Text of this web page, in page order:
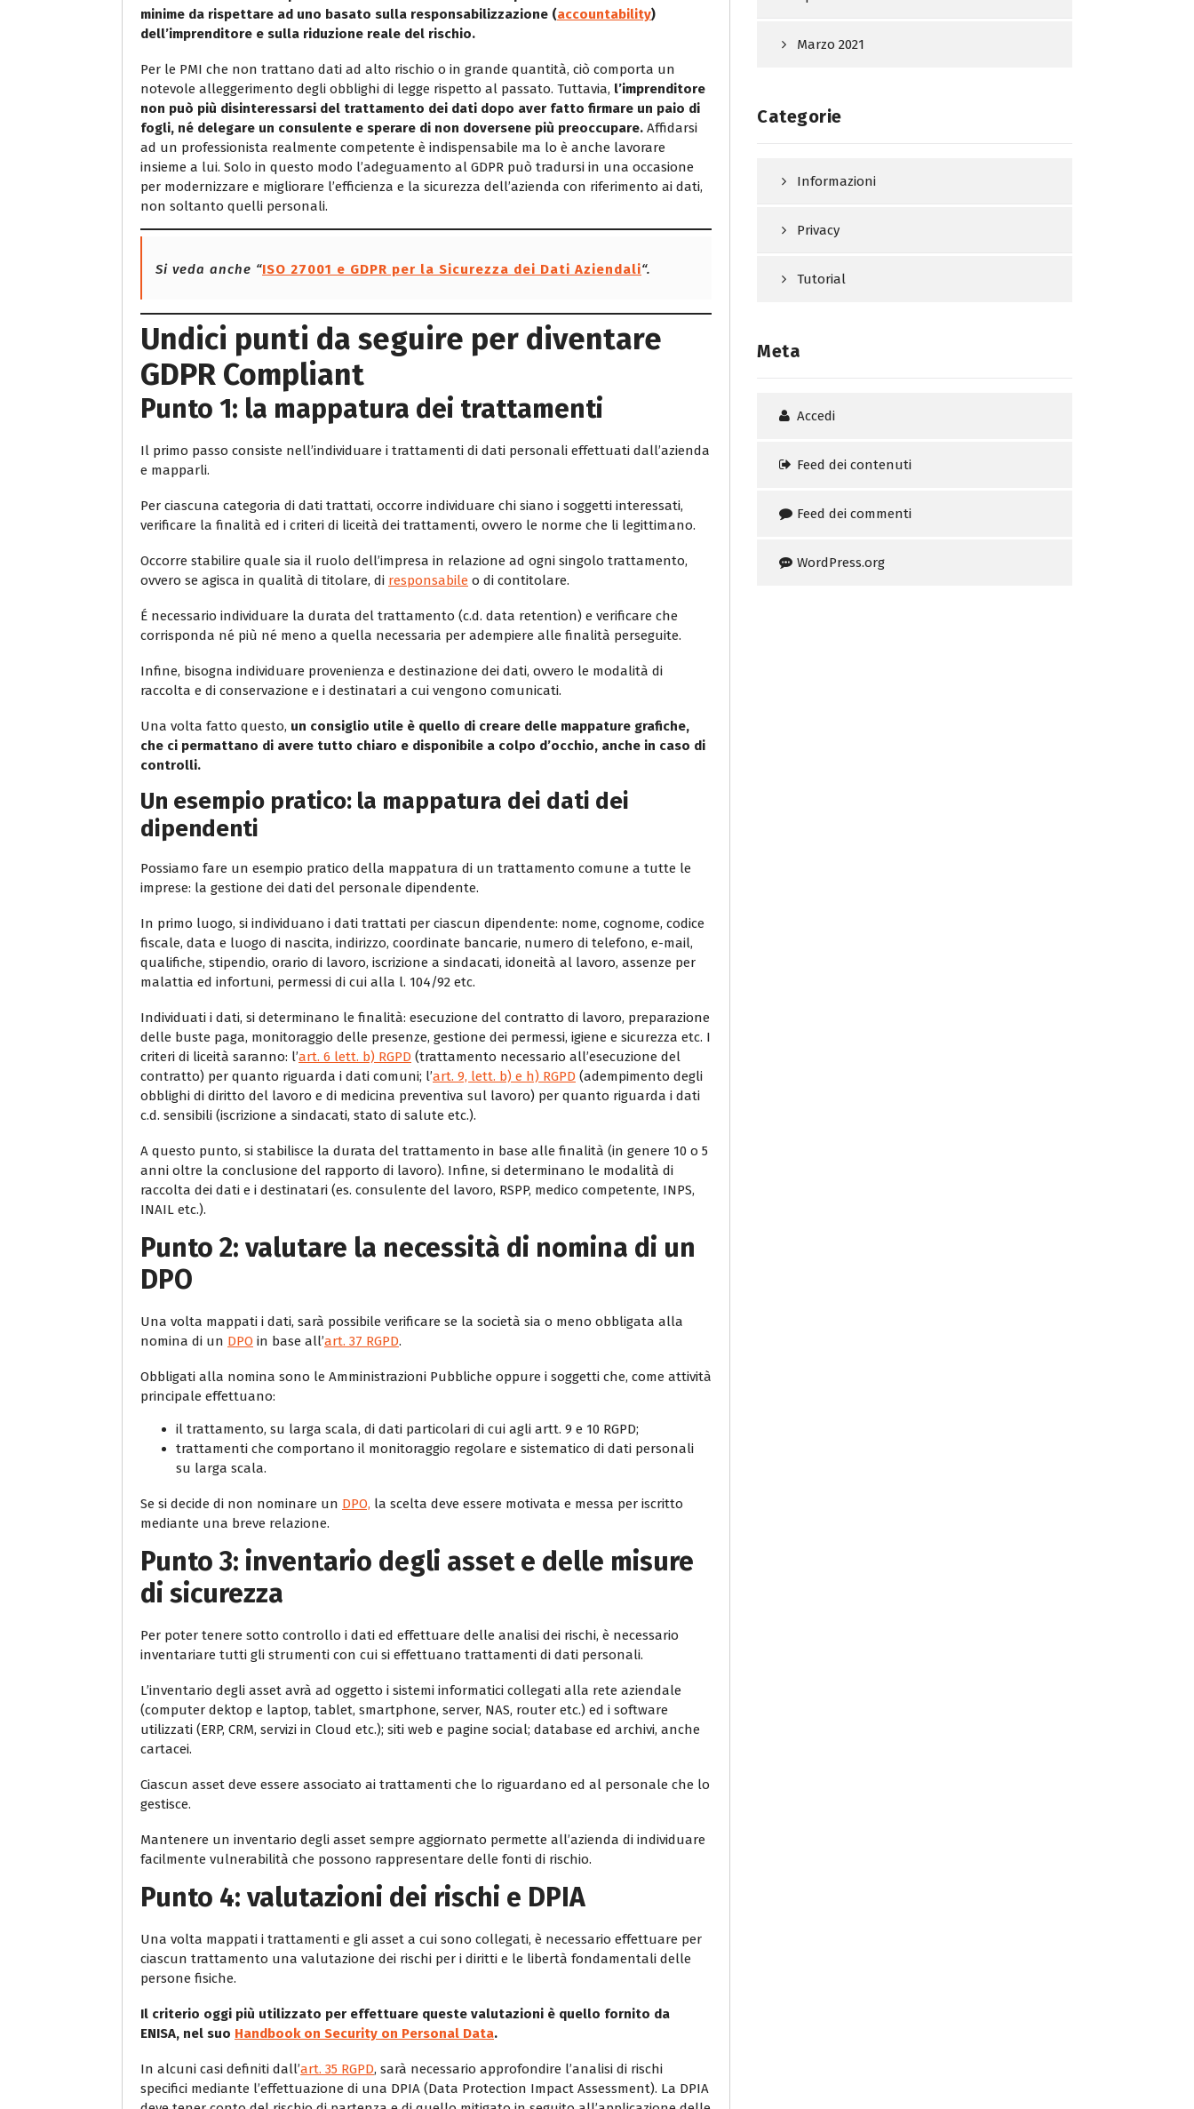
minime da rispettare ad uno basato sulla responsabilizzazione (accountability)
dell’imprenditore e sulla riduzione reale del rischio.
Per le PMI che non trattano dati ad alto rischio o in grande quantità, ciò comporta un
notevole alleggerimento degli obblighi di legge rispetto al passato. Tuttavia, l’imprenditore
non può più disinteressarsi del trattamento dei dati dopo aver fatto firmare un paio di
fogli, né delegare un consulente e sperare di non doversene più preoccupare. Affidarsi
ad un professionista realmente competente è indispensabile ma lo è anche lavorare
insieme a lui. Solo in questo modo l’adeguamento al GDPR può tradursi in una occasione
per modernizzare e migliorare l’efficienza e la sicurezza dell’azienda con riferimento ai dati,
non soltanto quelli personali.
Si veda anche “ISO 27001 e GDPR per la Sicurezza dei Dati Aziendali“.
Undici punti da seguire per diventare
GDPR Compliant
Punto 1: la mappatura dei trattamenti
Il primo passo consiste nell’individuare i trattamenti di dati personali effettuati dall’azienda
e mapparli.
Per ciascuna categoria di dati trattati, occorre individuare chi siano i soggetti interessati,
verificare la finalità ed i criteri di liceità dei trattamenti, ovvero le norme che li legittimano.
Occorre stabilire quale sia il ruolo dell’impresa in relazione ad ogni singolo trattamento,
ovvero se agisca in qualità di titolare, di responsabile o di contitolare.
É necessario individuare la durata del trattamento (c.d. data retention) e verificare che
corrisponda né più né meno a quella necessaria per adempiere alle finalità perseguite.
Infine, bisogna individuare provenienza e destinazione dei dati, ovvero le modalità di
raccolta e di conservazione e i destinatari a cui vengono comunicati.
Una volta fatto questo, un consiglio utile è quello di creare delle mappature grafiche,
che ci permattano di avere tutto chiaro e disponibile a colpo d’occhio, anche in caso di
controlli.
Un esempio pratico: la mappatura dei dati dei
dipendenti
Possiamo fare un esempio pratico della mappatura di un trattamento comune a tutte le
imprese: la gestione dei dati del personale dipendente.
In primo luogo, si individuano i dati trattati per ciascun dipendente: nome, cognome, codice
fiscale, data e luogo di nascita, indirizzo, coordinate bancarie, numero di telefono, e-mail,
qualifiche, stipendio, orario di lavoro, iscrizione a sindacati, idoneità al lavoro, assenze per
malattia ed infortuni, permessi di cui alla l. 104/92 etc.
Individuati i dati, si determinano le finalità: esecuzione del contratto di lavoro, preparazione
delle buste paga, monitoraggio delle presenze, gestione dei permessi, igiene e sicurezza etc. I
criteri di liceità saranno: l’art. 6 lett. b) RGPD (trattamento necessario all’esecuzione del
contratto) per quanto riguarda i dati comuni; l’art. 9, lett. b) e h) RGPD (adempimento degli
obblighi di diritto del lavoro e di medicina preventiva sul lavoro) per quanto riguarda i dati
c.d. sensibili (iscrizione a sindacati, stato di salute etc.).
A questo punto, si stabilisce la durata del trattamento in base alle finalità (in genere 10 o 5
anni oltre la conclusione del rapporto di lavoro). Infine, si determinano le modalità di
raccolta dei dati e i destinatari (es. consulente del lavoro, RSPP, medico competente, INPS,
INAIL etc.).
Punto 2: valutare la necessità di nomina di un
DPO
Una volta mappati i dati, sarà possibile verificare se la società sia o meno obbligata alla
nomina di un DPO in base all’art. 37 RGPD.
Obbligati alla nomina sono le Amministrazioni Pubbliche oppure i soggetti che, come attività
principale effettuano:
il trattamento, su larga scala, di dati particolari di cui agli artt. 9 e 10 RGPD;
trattamenti che comportano il monitoraggio regolare e sistematico di dati personali
su larga scala.
Se si decide di non nominare un DPO, la scelta deve essere motivata e messa per iscritto
mediante una breve relazione.
Punto 3: inventario degli asset e delle misure
di sicurezza
Per poter tenere sotto controllo i dati ed effettuare delle analisi dei rischi, è necessario
inventariare tutti gli strumenti con cui si effettuano trattamenti di dati personali.
L’inventario degli asset avrà ad oggetto i sistemi informatici collegati alla rete aziendale
(computer dektop e laptop, tablet, smartphone, server, NAS, router etc.) ed i software
utilizzati (ERP, CRM, servizi in Cloud etc.); siti web e pagine social; database ed archivi, anche
cartacei.
Ciascun asset deve essere associato ai trattamenti che lo riguardano ed al personale che lo
gestisce.
Mantenere un inventario degli asset sempre aggiornato permette all’azienda di individuare
facilmente vulnerabilità che possono rappresentare delle fonti di rischio.
Punto 4: valutazioni dei rischi e DPIA
Una volta mappati i trattamenti e gli asset a cui sono collegati, è necessario effettuare per
ciascun trattamento una valutazione dei rischi per i diritti e le libertà fondamentali delle
persone fisiche.
Il criterio oggi più utilizzato per effettuare queste valutazioni è quello fornito da
ENISA, nel suo Handbook on Security on Personal Data.
In alcuni casi definiti dall’art. 35 RGPD, sarà necessario approfondire l’analisi di rischi
specifici mediante l’effettuazione di una DPIA (Data Protection Impact Assessment). La DPIA
Marzo 2021
Categorie
Informazioni
Privacy
Tutorial
Meta
Accedi
Feed dei contenuti
Feed dei commenti
WordPress.org